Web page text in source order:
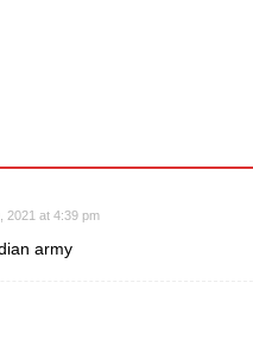
2021 at 4:39 pm
army